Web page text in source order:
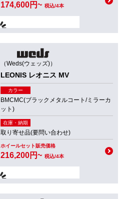
174,600円~ 税込/4本
（Weds(ウェッズ)）
LEONIS レオニス MV
カラー
BMCMC(ブラックメタルコート/ミラーカ
ット)
在庫・納期
取り寄せ品(要問い合わせ)
ホイールセット販売価格
216,200円~ 税込/4本